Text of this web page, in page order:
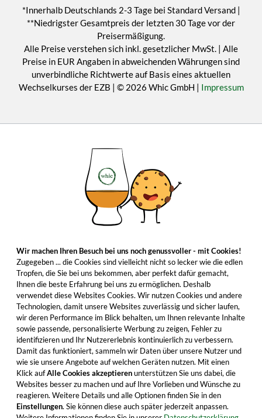
*Innerhalb Deutschlands 2-3 Tage bei Standard Versand |
**Niedrigster Gesamtpreis der letzten 30 Tage vor der
Preisermäßigung.
Alle Preise verstehen sich inkl. gesetzlicher MwSt. | Alle
Preise in EUR Angaben in abweichenden Währungen sind
unverbindliche Richtwerte auf Basis eines aktuellen
Wechselkurses der EZB | © 2026 Whic GmbH | Impressum
Wir machen Ihren Besuch bei uns noch genussvoller - mit Cookies!
Zugegeben ... die Cookies sind vielleicht nicht so lecker wie die edlen
Tropfen, die Sie bei uns bekommen, aber perfekt dafür gemacht,
Ihnen die beste Erfahrung bei uns zu ermöglichen. Deshalb
verwendet diese Websites Cookies. Wir nutzen Cookies und andere
Technologien, damit unsere Websites zuverlässig und sicher laufen,
wir deren Performance im Blick behalten, um Ihnen relevante Inhalte
sowie passende, personalisierte Werbung zu zeigen, Fehler zu
identifizieren und Ihr Nutzererlebnis kontinuierlich zu verbessern.
Damit das funktioniert, sammeln wir Daten über unsere Nutzer und
wie sie unsere Angebote auf welchen Geräten nutzen. Mit einen
Klick aufAlle Cookies akzeptierenunterstützen Sie uns dabei, die
Websites besser zu machen und auf Ihre Vorlieben und Wünsche zu
reagieren. Weitere Details und alle Optionen finden Sie in den
Einstellungen. Sie können diese auch später jederzeit anpassen.